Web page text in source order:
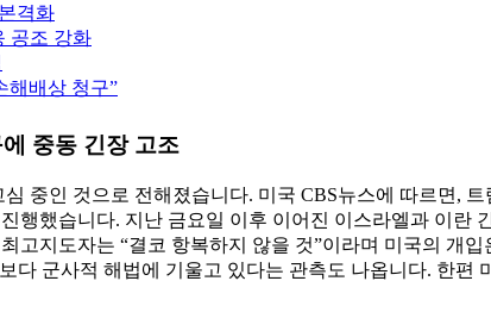
격화
공조 강화
해배상 청구”
중동 긴장 고조
중인 것으로 전해졌습니다. 미국 CBS뉴스에 따르면, 트
행했습니다. 지난 금요일 이후 이어진 이스라엘과 이란
고지도자는 “결코 항복하지 않을 것”이라며 미국의 개
다 군사적 해법에 기울고 있다는 관측도 나옵니다. 한편